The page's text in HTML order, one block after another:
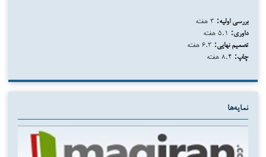
بررسی اولیه:
داوری:
تصمیم نهایی:
چاپ:
نمایه‌ها